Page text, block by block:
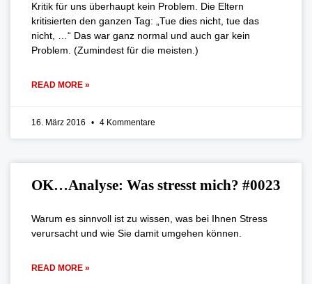
Kritik für uns überhaupt kein Problem. Die Eltern
kritisierten den ganzen Tag: „Tue dies nicht, tue das
nicht, …“ Das war ganz normal und auch gar kein
Problem. (Zumindest für die meisten.)
READ MORE »
16. März 2016 4 Kommentare
OK…Analyse: Was stresst mich? #0023
Warum es sinnvoll ist zu wissen, was bei Ihnen Stress
verursacht und wie Sie damit umgehen können.
READ MORE »